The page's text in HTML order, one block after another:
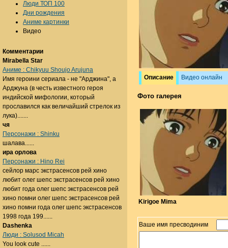
Описание Видео онлайн
Фото галерея
Kirigoe Mima
Ваше имя пресводиним
Люди ТОП 100
Дни рождения
Аниме картинки
Видео
Комментарии
Mirabella Star
Аниме : Chikyuu Shoujo Arujuna
Имя героини сериала - не "Арджина", а
Арджуна (в честь известного героя
индийской мифологии, который
прославился как величайший стрелок из
лука).......
чя
Персонажи : Shinku
шалава......
ира орлова
Персонажи : Hino Rei
сейлор марс экстрасенсов рей хино
любит олег шепс экстрасенсов рей хино
любит года олег шепс экстрасенсов рей
хино помни олег шепс экстрасенсов рей
хино помни года олег шепс экстрасенсов
1998 года 199......
Dashenka
Люди : Solusod Micah
You look cute ......